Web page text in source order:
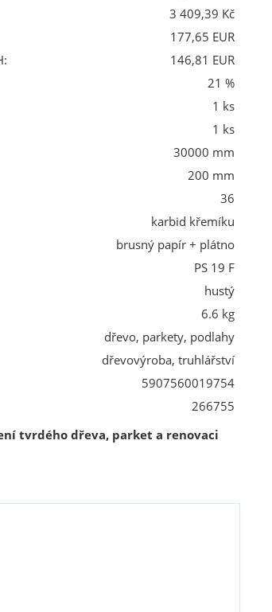
3 409,39 Kč
177,65 EUR
146,81 EUR
21 %
1 ks
1 ks
30000 mm
200 mm
36
karbid křemíku
brusný papír + plátno
PS 19 F
hustý
6.6 kg
dřevo, parkety, podlahy
dřevovýroba, truhlářství
5907560019754
266755
tvrdého dřeva, parket a renovaci